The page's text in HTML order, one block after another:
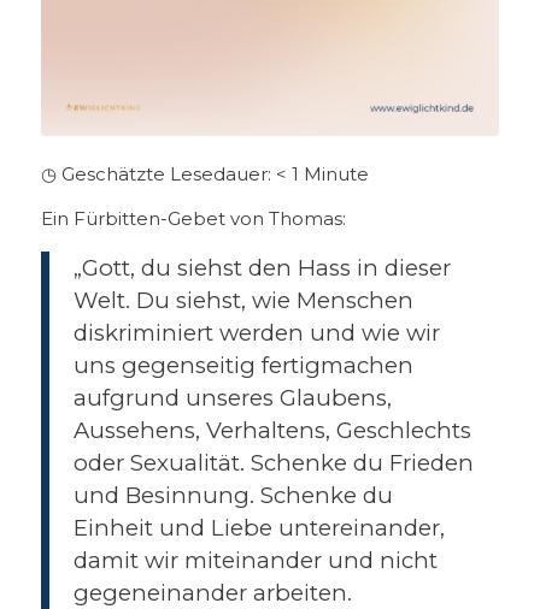
◷ Geschätzte Lesedauer: < 1 Minute
Ein Fürbitten-Gebet von Thomas:
„Gott, du siehst den Hass in dieser
Welt. Du siehst, wie Menschen
diskriminiert werden und wie wir
uns gegenseitig fertigmachen
aufgrund unseres Glaubens,
Aussehens, Verhaltens, Geschlechts
oder Sexualität. Schenke du Frieden
und Besinnung. Schenke du
Einheit und Liebe untereinander,
damit wir miteinander und nicht
gegeneinander arbeiten.